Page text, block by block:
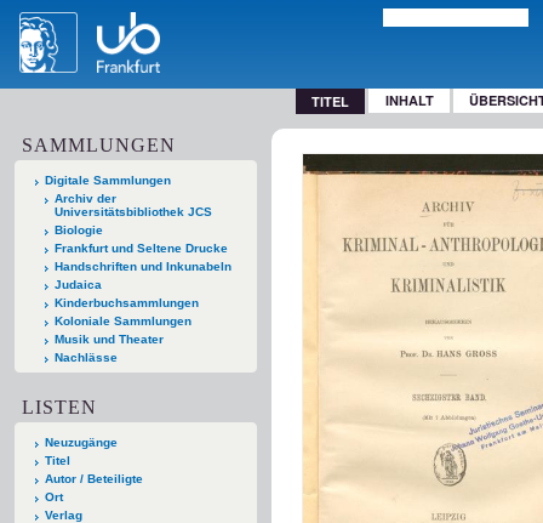
TITEL INHALT
SAMMLUNGEN
Digitale Sammlungen
Archiv der
Universitätsbibliothek JCS
Biologie
Frankfurt und Seltene Drucke
Handschriften und Inkunabeln
Judaica
Kinderbuchsammlungen
Koloniale Sammlungen
Musik und Theater
Nachlässe
LISTEN
Neuzugänge
Titel
Autor / Beteiligte
Ort
Verlag